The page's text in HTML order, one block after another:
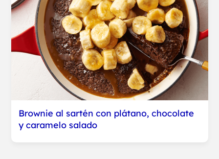
Brownie al sartén con plátano, chocolate
y caramelo salado